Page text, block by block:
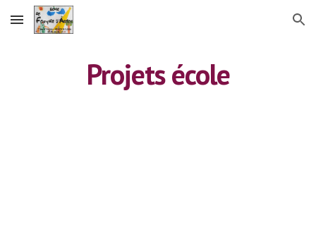
Skip to main content Skip to navigation
Projets école